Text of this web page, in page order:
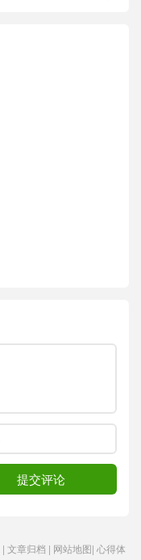
| 文章归档 | 网站地图| 心得体